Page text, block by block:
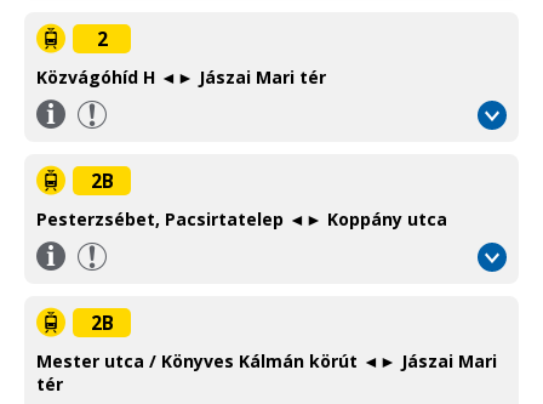
Information
2
Közvágóhíd H ◄► Jászai Mari tér
Információ
Information
2B
Pesterzsébet, Pacsirtatelep ◄► Koppány utca
Információ
Information
2B
Mester utca / Könyves Kálmán körút ◄► Jászai Mari
tér